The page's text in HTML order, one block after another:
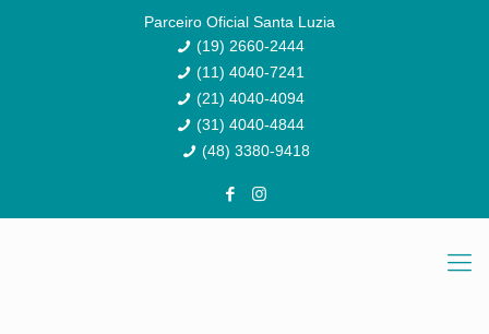
Parceiro Oficial Santa Luzia
(19) 2660-2444
(11) 4040-7241
(21) 4040-4094
(31) 4040-4844
(48) 3380-9418